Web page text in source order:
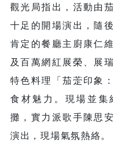
觀光局指出，活動由
十足的開場演出，隨
肯定的餐廳主廚康仁
及百萬網紅展榮、展
特色料理「茄萣印象
食材魅力。現場並集
攤，實力派歌手陳思
演出，現場氣氛熱絡。